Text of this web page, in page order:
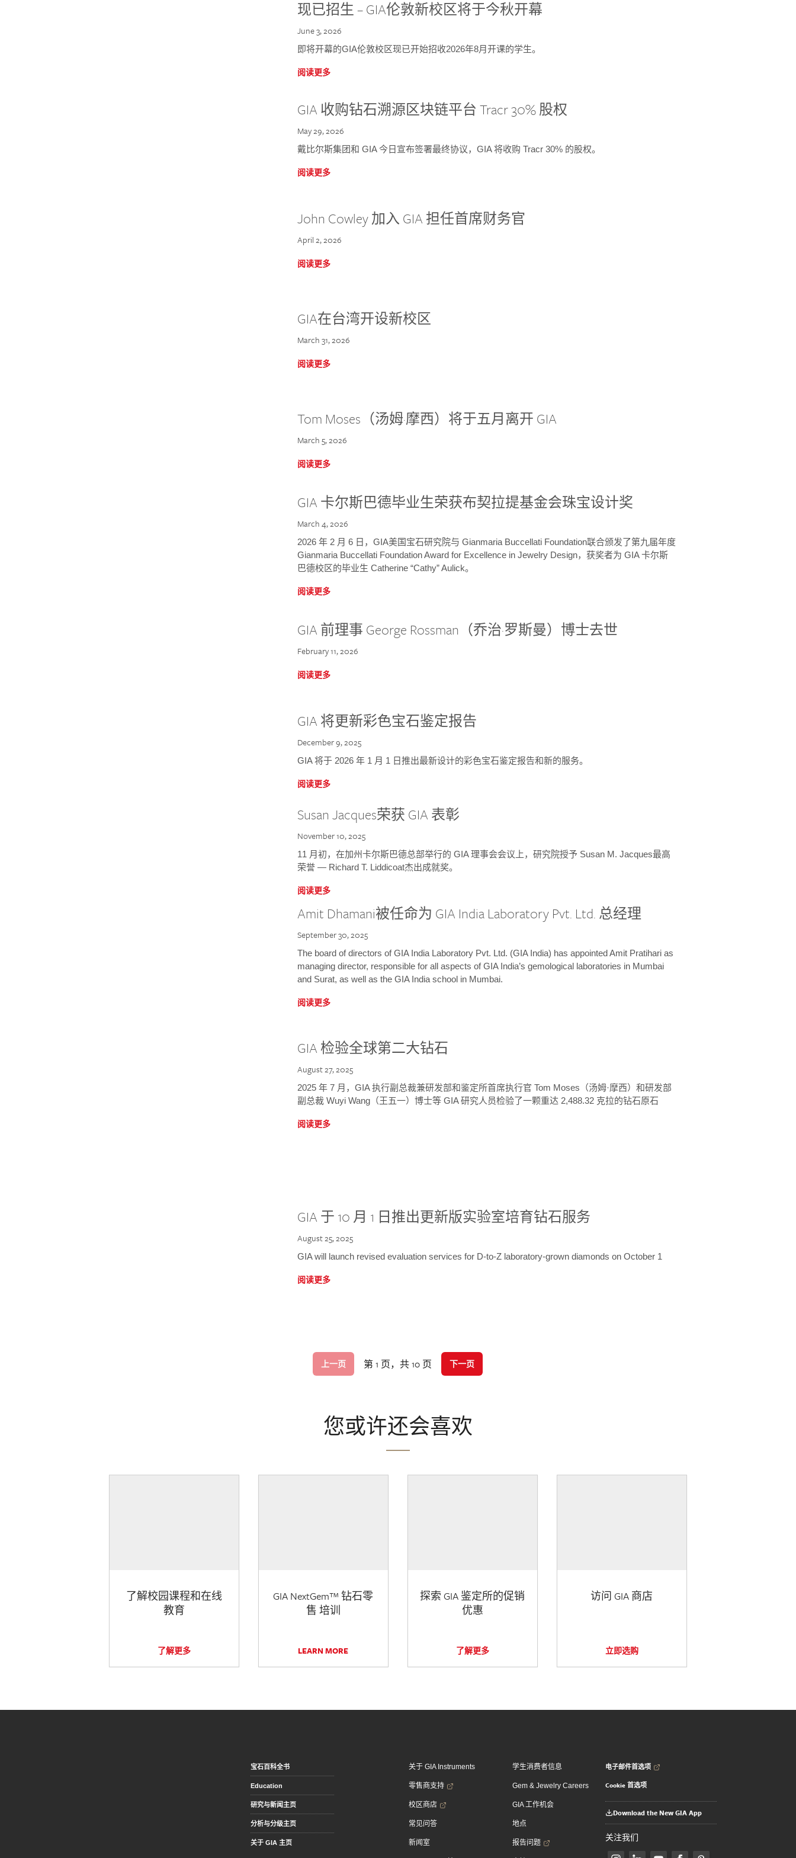
现已招生 – GIA伦敦新校区将于今秋开幕
June 3, 2026
即将开幕的GIA伦敦校区现已开始招收2026年8月开课的学生。
阅读更多
GIA 收购钻石溯源区块链平台 Tracr 30% 股权
May 29, 2026
戴比尔斯集团和 GIA 今日宣布签署最终协议，GIA 将收购 Tracr 30% 的股权。
阅读更多
John Cowley 加入 GIA 担任首席财务官
April 2, 2026
阅读更多
GIA在台湾开设新校区
March 31, 2026
阅读更多
Tom Moses（汤姆·摩西）将于五月离开 GIA
March 5, 2026
阅读更多
GIA 卡尔斯巴德毕业生荣获布契拉提基金会珠宝设计奖
March 4, 2026
2026 年 2 月 6 日，GIA美国宝石研究院与 Gianmaria Buccellati Foundation联合颁发了第九届年度
Gianmaria Buccellati Foundation Award for Excellence in Jewelry Design，获奖者为 GIA 卡尔斯
巴德校区的毕业生 Catherine “Cathy” Aulick。
阅读更多
GIA 前理事 George Rossman（乔治·罗斯曼）博士去世
February 11, 2026
阅读更多
GIA 将更新彩色宝石鉴定报告
December 9, 2025
GIA 将于 2026 年 1 月 1 日推出最新设计的彩色宝石鉴定报告和新的服务。
阅读更多
Susan Jacques荣获 GIA 表彰
November 10, 2025
11 月初，在加州卡尔斯巴德总部举行的 GIA 理事会会议上，研究院授予 Susan M. Jacques最高
荣誉 — Richard T. Liddicoat杰出成就奖。
阅读更多
Amit Dhamani被任命为 GIA India Laboratory Pvt. Ltd. 总经理
September 30, 2025
The board of directors of GIA India Laboratory Pvt. Ltd. (GIA India) has appointed Amit Pratihari as
managing director, responsible for all aspects of GIA India’s gemological laboratories in Mumbai
and Surat, as well as the GIA India school in Mumbai.
阅读更多
GIA 检验全球第二大钻石
August 27, 2025
2025 年 7 月，GIA 执行副总裁兼研发部和鉴定所首席执行官 Tom Moses（汤姆·摩西）和研发部
副总裁 Wuyi Wang（王五一）博士等 GIA 研究人员检验了一颗重达 2,488.32 克拉的钻石原石
阅读更多
GIA 于 10 月 1 日推出更新版实验室培育钻石服务
August 25, 2025
GIA will launch revised evaluation services for D-to-Z laboratory-grown diamonds on October 1
阅读更多
上一页 第 1 页，共 10 页 下一页
您或许还会喜欢
了解校园课程和在线
教育
了解更多
GIA NextGem™ 钻石零
售 培训
LEARN MORE
探索 GIA 鉴定所的促销
优惠
了解更多
访问 GIA 商店
立即选购
宝石百科全书
Education
研究与新闻主页
分析与分级主页
关于 GIA 主页
关于 GIA Instruments
零售商支持
校区商店
常见问答
新闻室
学生消费者信息
Gem & Jewelry Careers
GIA 工作机会
地点
报告问题
电子邮件首选项
Cookie 首选项
Download the New GIA App
关注我们